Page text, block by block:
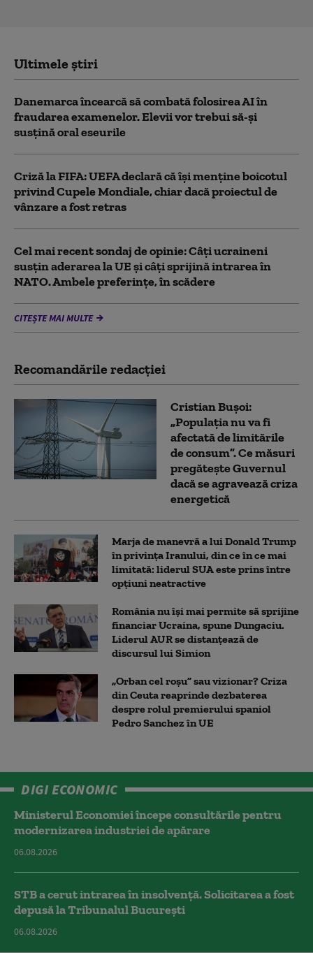
Ultimele știri
Danemarca încearcă să combată folosirea AI în
fraudarea examenelor. Elevii vor trebui să-şi
susţină oral eseurile
Criză la FIFA: UEFA declară că îşi menţine boicotul
privind Cupele Mondiale, chiar dacă proiectul de
vânzare a fost retras
Cel mai recent sondaj de opinie: Câți ucraineni
susțin aderarea la UE și câți sprijină intrarea în
NATO. Ambele preferințe, în scădere
CITEȘTE MAI MULTE
Recomandările redacţiei
Cristian Bușoi:
„Populația nu va fi
afectată de limitările
de consum”. Ce măsuri
pregătește Guvernul
dacă se agravează criza
energetică
Marja de manevră a lui Donald Trump
în privința Iranului, din ce în ce mai
limitată: liderul SUA este prins între
opțiuni neatractive
România nu își mai permite să sprijine
financiar Ucraina, spune Dungaciu.
Liderul AUR se distanțează de
discursul lui Simion
„Orban cel roșu” sau vizionar? Criza
din Ceuta reaprinde dezbaterea
despre rolul premierului spaniol
Pedro Sanchez în UE
DIGI ECONOMIC
Ministerul Economiei începe consultările pentru
modernizarea industriei de apărare
06.08.2026
STB a cerut intrarea în insolvență. Solicitarea a fost
depusă la Tribunalul București
06.08.2026